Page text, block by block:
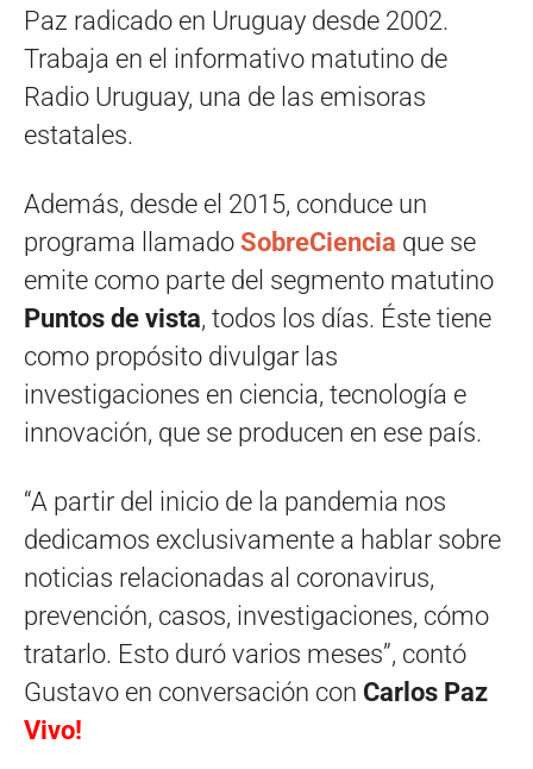
Paz radicado en Uruguay desde 2002.
Trabaja en el informativo matutino de
Radio Uruguay, una de las emisoras
estatales.
Además, desde el 2015, conduce un
programa llamado SobreCiencia que se
emite como parte del segmento matutino
Puntos de vista, todos los días. Éste tiene
como propósito divulgar las
investigaciones en ciencia, tecnología e
innovación, que se producen en ese país.
“A partir del inicio de la pandemia nos
dedicamos exclusivamente a hablar sobre
noticias relacionadas al coronavirus,
prevención, casos, investigaciones, cómo
tratarlo. Esto duró varios meses”, contó
Gustavo en conversación con Carlos Paz
Vivo!